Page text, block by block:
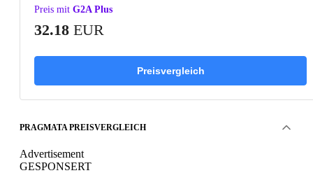
Preis mit G2A Plus
32.18 EUR
Preisvergleich
PRAGMATA PREISVERGLEICH
Advertisement
GESPONSERT